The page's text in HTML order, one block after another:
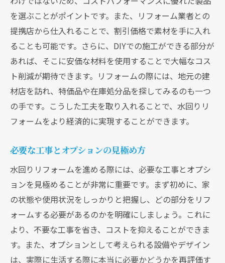
を選ぶことがポイントです。また、リフォーム業者との
提携店から仕入れることで、割引価格で素材を手に入れ
ることも可能です。さらに、DIYでの施工ができる部分が
あれば、そこに安価な材料を使用することで大幅なコス
ト削減が期待できます。リフォームの際には、地元の建
材店を訪れ、特価品や在庫処分品を探してみるのも一つ
の手です。こうした工夫を取り入れることで、水回りリ
フォームをより経済的に実現することができます。
必要な工事とオプションの見極め方
水回りリフォームを進める際には、必要な工事とオプシ
ョンを見極めることが非常に重要です。まず初めに、家
の状態や使用状況をしっかりと把握し、どの部分をリフ
ォームする必要があるのかを明確にしましょう。これに
より、不要な工事を省き、コストを抑えることができま
す。また、オプションとして考えられる設備やデザイン
は、実際に生活する際に本当に必要かどうかを再評価す